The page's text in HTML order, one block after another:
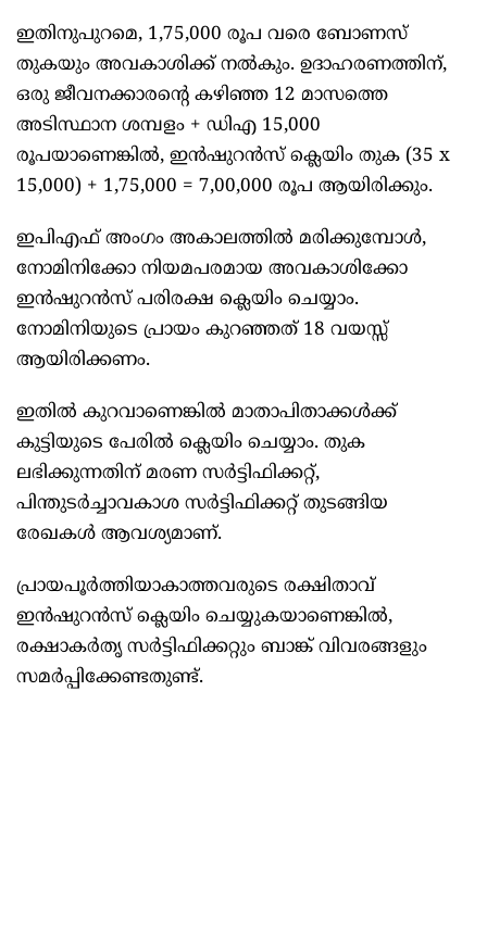
ഇതിനുപുറമെ, 1,75,000 രൂപ വരെ ബോണസ്
തുകയും അവകാശിക്ക് നൽകും. ഉദാഹരണത്തിന്,
ഒരു ജീവനക്കാരന്റെ കഴിഞ്ഞ 12 മാസത്തെ
അടിസ്ഥാന ശമ്പളം + ഡിഎ 15,000
രൂപയാണെങ്കിൽ, ഇൻഷുറൻസ് ക്ലെയിം തുക (35 x
15,000) + 1,75,000 = 7,00,000 രൂപ ആയിരിക്കും.
ഇപിഎഫ് അംഗം അകാലത്തിൽ മരിക്കുമ്പോൾ,
നോമിനിക്കോ നിയമപരമായ അവകാശിക്കോ
ഇൻഷുറൻസ് പരിരക്ഷ ക്ലെയിം ചെയ്യാം.
നോമിനിയുടെ പ്രായം കുറഞ്ഞത് 18 വയസ്സ്
ആയിരിക്കണം.
ഇതിൽ കുറവാണെങ്കിൽ മാതാപിതാക്കൾക്ക്
കുട്ടിയുടെ പേരിൽ ക്ലെയിം ചെയ്യാം. തുക
ലഭിക്കുന്നതിന് മരണ സർട്ടിഫിക്കറ്റ്,
പിന്തുടർച്ചാവകാശ സർട്ടിഫിക്കറ്റ് തുടങ്ങിയ
രേഖകൾ ആവശ്യമാണ്.
പ്രായപൂർത്തിയാകാത്തവരുടെ രക്ഷിതാവ്
ഇൻഷുറൻസ് ക്ലെയിം ചെയ്യുകയാണെങ്കിൽ,
രക്ഷാകർതൃ സർട്ടിഫിക്കറ്റും ബാങ്ക് വിവരങ്ങളും
സമർപ്പിക്കേണ്ടതുണ്ട്.